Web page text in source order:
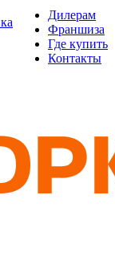
Дилерам
Франшиза
Где купить
Контакты